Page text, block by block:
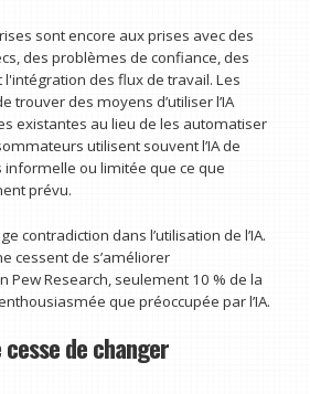
sont encore aux prises avec des
des problèmes de confiance, des
des flux de travail. Les
trouver des moyens d’utiliser l’IA
existantes au lieu de les automatiser
utilisent souvent l’IA de
ou limitée que ce que
prévu.
contradiction dans l’utilisation de l’IA.
cessent de s’améliorer
Pew Research, seulement 10 % de la
que préoccupée par l’IA.
de changer